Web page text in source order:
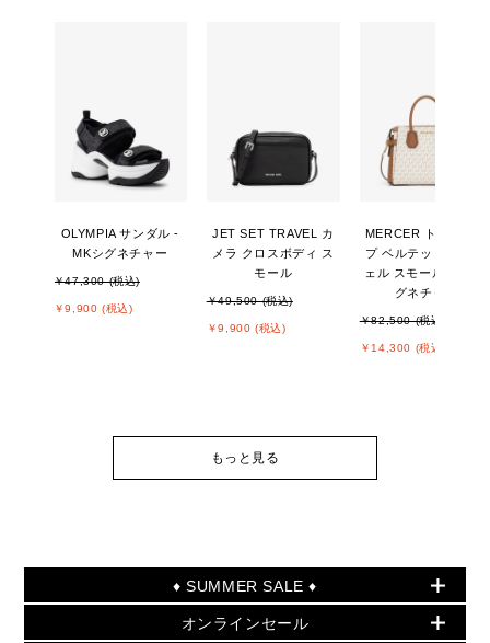
OLYMPIA サンダル -
MKシグネチャー
￥47,300 (税込)
￥9,900 (税込)
JET SET TRAVEL カ
メラ クロスボディ ス
モール
￥49,500 (税込)
￥9,900 (税込)
MERCER トップジッ
プ ベルテッド サッチ
ェル スモール - MKシ
グネチャー
￥82,500 (税込)
￥14,300 (税込)
もっと見る
♦ SUMMER SALE ♦
セールおすすめアイテム
オンラインセール